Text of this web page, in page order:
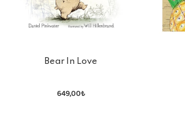
Bear In Love
649,00₺